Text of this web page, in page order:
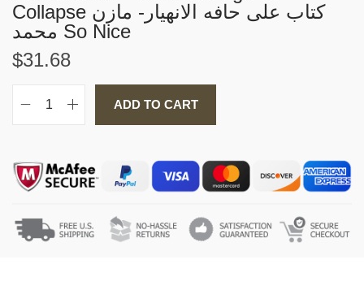
Collapse كتاب على حافه الانهيار- مازن
محمد So Nice
$31.68
A
b
B
ADD TO CART